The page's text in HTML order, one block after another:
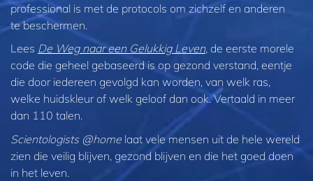
professional is met de protocols om zichzelf en anderen
te beschermen.
Lees De Weg naar een Gelukkig Leven, de eerste morele
code die geheel gebaseerd is op gezond verstand, eentje
die door iedereen gevolgd kan worden, van welk ras,
welke huidskleur of welk geloof dan ook. Vertaald in meer
dan 110 talen.
Scientologists @home laat vele mensen uit de hele wereld
zien die veilig blijven, gezond blijven en die het goed doen
in het leven.